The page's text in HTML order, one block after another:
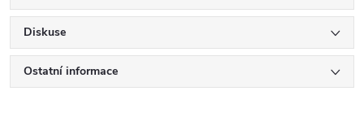
Diskuse
Ostatní informace